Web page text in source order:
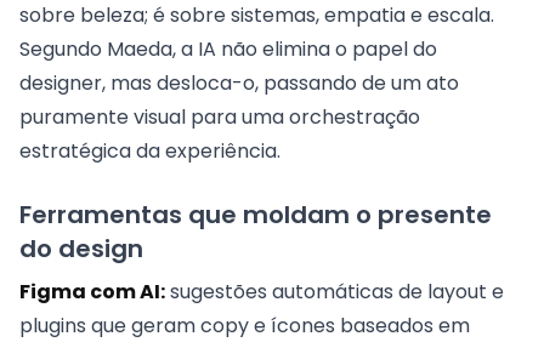
sobre beleza; é sobre sistemas, empatia e escala.
Segundo Maeda, a IA não elimina o papel do
designer, mas desloca-o, passando de um ato
puramente visual para uma orchestração
estratégica da experiência.
Ferramentas que moldam o presente
do design
Figma com AI:sugestões automáticas de layout e
plugins que geram copy e ícones baseados em